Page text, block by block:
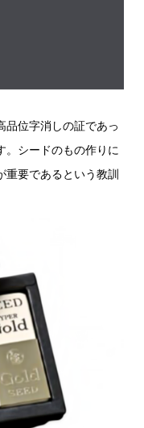
品位字消しの証であっ
。シードのもの作りに
重要であるという教訓